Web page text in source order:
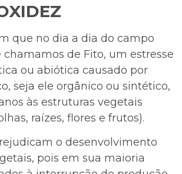
que no dia a dia do campo
de Fito, um estresse
ou abiótica causado por
seja ele orgânico ou sintético,
às estruturas vegetais
raízes, flores e frutos).
o desenvolvimento
pois em sua maioria